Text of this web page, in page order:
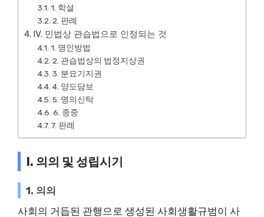
1. 학설
2. 판례
IV. 민법상 관습법으로 인정되는 것
1. 명인방법
2. 관습법상의 법정지상권
3. 분묘기지권
4. 양도담보
5. 명의신탁
6. 종중
7. 판례
I. 의의 및 성립시기
1. 의의
사회의 거듭된 관행으로 생성된 사회생활규범이 사